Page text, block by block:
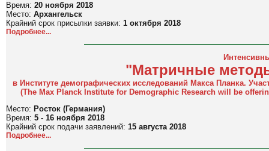
Время: 20 ноября 2018
Место: Архангельск
Крайний срок присылки заявки: 1 октября 2018
Подробнее...
"Матричные
в Институте демографических исследований Макса Планка.
(The Max Planck Institute for Demographic Researchwill be
Место: Росток (Германия)
Время: 5 - 16 ноября 2018
Крайний срок подачи заявлений: 15 августа 2018
Подробнее...